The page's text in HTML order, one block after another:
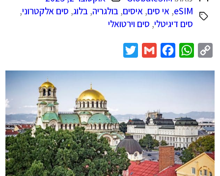
הפוסט
פוסט
eSIM
, אי סים, איסים,בולגריה,בלוג, סים אלקטרוני,
סים דיגיטלי, סים וירטואלי
Copy
WhatsApp
Facebook
Gmail